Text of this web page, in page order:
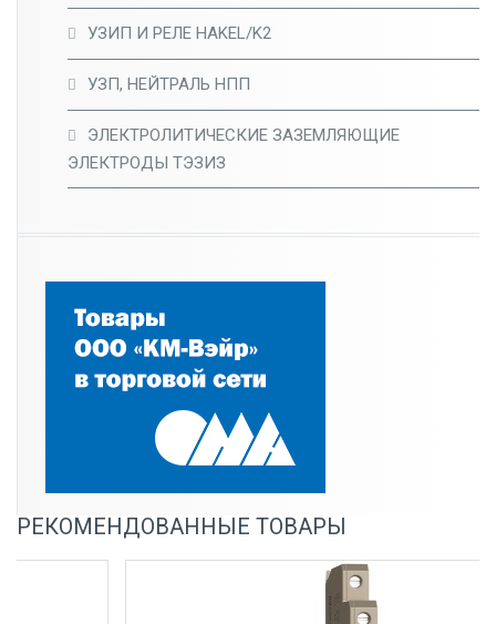
УЗИП И РЕЛЕ HAKEL/K2
УЗП, НЕЙТРАЛЬ НПП
ЭЛЕКТРОЛИТИЧЕСКИЕ ЗАЗЕМЛЯЮЩИЕ
ЭЛЕКТРОДЫ ТЭЗИЗ
РЕКОМЕНДОВАННЫЕ ТОВАРЫ